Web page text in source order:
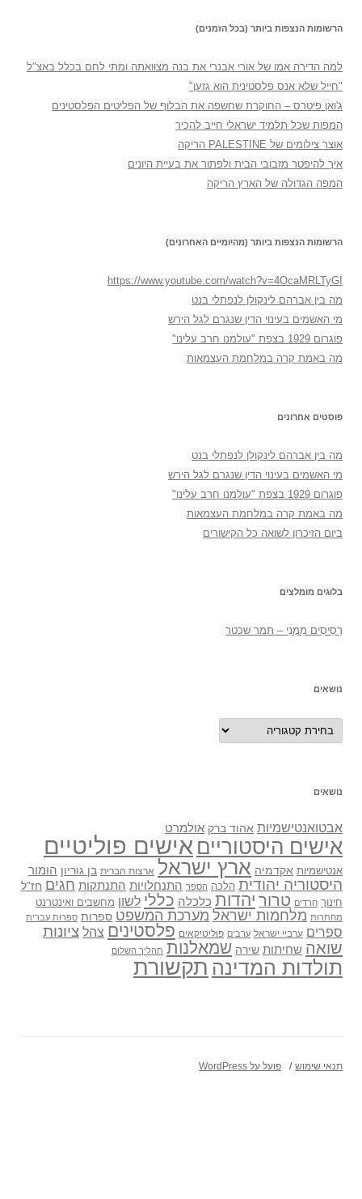
הרשומות הנצפות ביותר (בכל הזמנים)
למה הדירה אמו של אורי אבנרי את בנה מצוואתה ומתי לחם בכלל באצ"ל
"חייל שלא אנס פלסטינית הוא גזען"
ג'ואן פיטרס – החוקרת שחשפה את הבלוף של הפליטים הפלסטינים
המפות שכל תלמיד ישראלי חייב להכיר
אוצר צילומים של PALESTINE הריקה
איך להיפטר מזבובי הבית ולפתור את בעיית היונים
המפה הגדולה של הארץ הריקה
הרשומות הנצפות ביותר (מהיומיים האחרונים)
https://www.youtube.com/watch?v=4OcaMRLTyGI
מה בין אברהם לינקולן לנפתלי בנט
מי האשמים בעינוי הדין שנגרם לגל הירש
פוגרום 1929 בצפת "עולמנו חרב עלינו"
מה באמת קרה במלחמת העצמאות
פוסטים אחרונים
מה בין אברהם לינקולן לנפתלי בנט
מי האשמים בעינוי הדין שנגרם לגל הירש
פוגרום 1929 בצפת "עולמנו חרב עלינו"
מה באמת קרה במלחמת העצמאות
ביום הזיכרון לשואה כל הקישורים
בלוגים מומלצים
רְסִיסִים מִמֶנִי – תמר שכטר
נושאים
נושאים
נושאים
אבטואנטישמיות אהוד ברק אולמרט
אישים היסטוריים אישים פוליטיים
אנטישמיות אקדמיה ארץ ישראל ארצות הברית בן גוריון הומור
היסטוריה יהודית הלכה הספר התנחלויות התנתקות חגים חז"ל
חינוך חרדים טרור יהדות כלכלה כללי לשון מחשבים ואינטרנט
מחתרות מלחמות ישראל מערכת המשפט ספרות ספרות עברית
ספרים ערביי ישראל ערבים פוליטיקאים פלסטינים צהל ציונות
שואה שחיתות שירה שמאלנות תהליך השלום
תולדות המדינה תקשורת
תנאי שימוש פועל על WordPress